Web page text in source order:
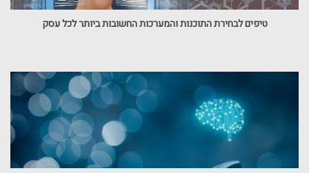
טיפים לבחירת התוכנות והמערכות החשובות ביותר לכל עסק